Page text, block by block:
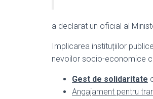
a declarat un oficial al
Implicarea instituțiilor
nevoilor socio-economice
Gest de solidaritate
Angajament pentru